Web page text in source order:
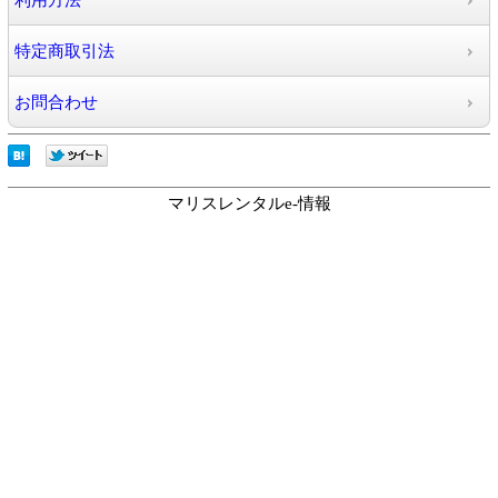
特定商取引法
お問合わせ
マリスレンタルe-情報